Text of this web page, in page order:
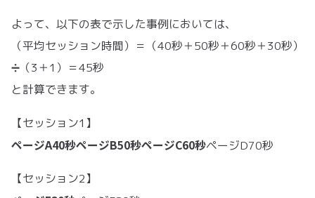
よって、以下の表で示した事例においては、
（平均セッション時間）＝（40秒＋50秒＋60秒＋30秒）
➗（3＋1）＝45秒
と計算できます。
【セッション1】
ページA40秒ページB50秒ページC60秒ページD70秒
【セッション2】